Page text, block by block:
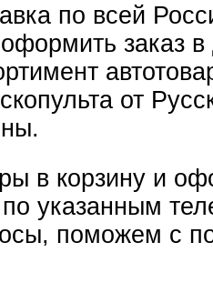
по всей
заказ в
от
в корзину и
указанным
поможем с